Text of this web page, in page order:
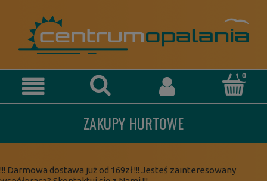
ZAKUPY HURTOWE
!!! Darmowa dostawa już od 169zł !!! Jesteś zainteresowany